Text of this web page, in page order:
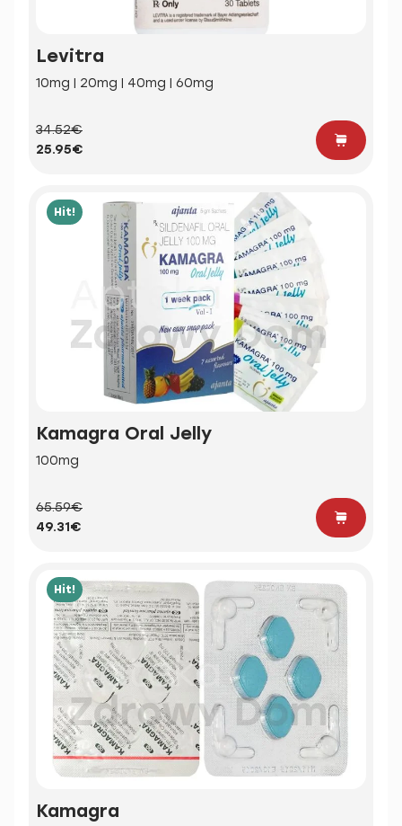
Levitra
10mg | 20mg | 40mg | 60mg
34.52€
25.95€
Hit!
Kamagra Oral Jelly
100mg
65.59€
49.31€
Hit!
Kamagra